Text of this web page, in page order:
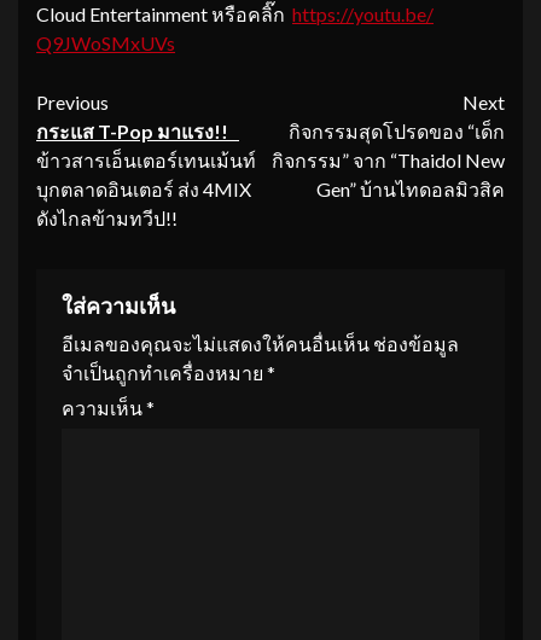
Cloud Entertainment หรือคลิ๊ก https://youtu.be/
Q9JWoSMxUVs
Continue
Reading
Previous
กระแส T-Pop มาแรง!!
ข้าวสารเอ็นเตอร์เทนเม้นท์
บุกตลาดอินเตอร์ ส่ง 4MIX
ดังไกลข้ามทวีป!!
Next
กิจกรรมสุดโปรดของ “เด็ก
กิจกรรม” จาก “Thaidol New
Gen” บ้านไทดอลมิวสิค
ใส่ความเห็น
อีเมลของคุณจะไม่แสดงให้คนอื่นเห็น ช่องข้อมูล
จำเป็นถูกทำเครื่องหมาย *
ความเห็น*